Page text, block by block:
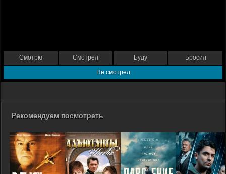
Смотрю Смотрел Буду Бросил
Не смотрел
Рекомендуем посмотреть